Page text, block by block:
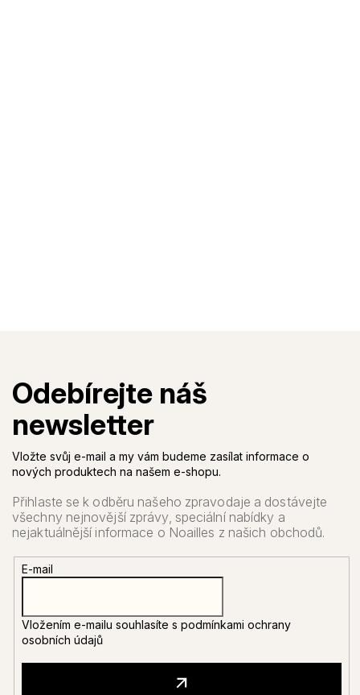
Vložte svůj e-mail a my vám budeme zasílat informace o
nových produktech na našem e-shopu.
E-mail
Vložením e-mailu souhlasíte s podmínkami ochrany
osobních údajů